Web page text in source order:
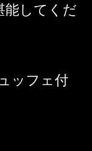
能してくだ
ッフェ付